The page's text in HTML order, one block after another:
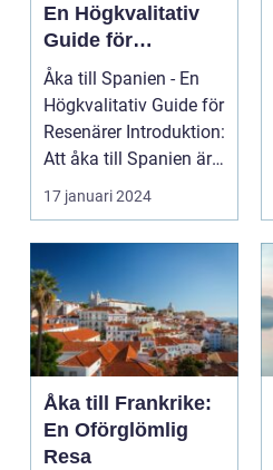
En Högkvalitativ
Guide för
Resenärer
Åka till Spanien - En
Högkvalitativ Guide för
Resenärer Introduktion:
Att åka till Spanien är
en dr...
17 januari 2024
Åka till Frankrike:
En Oförglömlig
Resa